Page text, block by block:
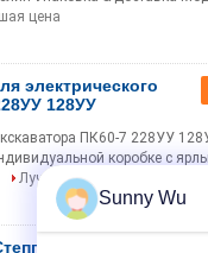
цена
электрического
128УУ
ПК60-7 228УУ
коробке с
Лучшая цена
для
Sunny Wu